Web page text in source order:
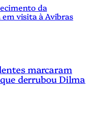
da
visita à Avibras
marcaram
derrubou Dilma